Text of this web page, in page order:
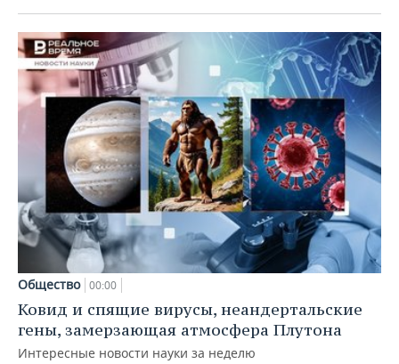
Общество 00:00
Ковид и спящие вирусы, неандертальские
гены, замерзающая атмосфера Плутона
Интересные новости науки за неделю